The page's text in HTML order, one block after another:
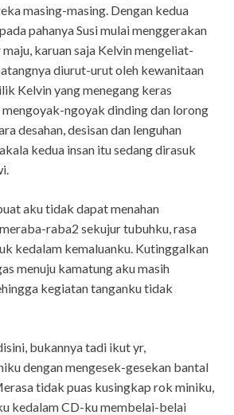
masing-masing. Dengan kedua
pahanya Susi mulai menggerakan
karuan saja Kelvin mengeliat-
diurut-urut oleh kewanitaan
Kelvin yang menegang keras
mengoyak-ngoyak dinding dan lorong
desahan, desisan dan lenguhan
kedua insan itu sedang dirasuk
aku tidak dapat menahan
raba2 sekujur tubuhku, rasa
kedalam kemaluanku. Kutinggalkan
menuju kamatung aku masih
kegiatan tanganku tidak
bukannya tadi ikut yr,
dengan mengesek-gesekan bantal
tidak puas kusingkap rok miniku,
kedalam CD-ku membelai-belai